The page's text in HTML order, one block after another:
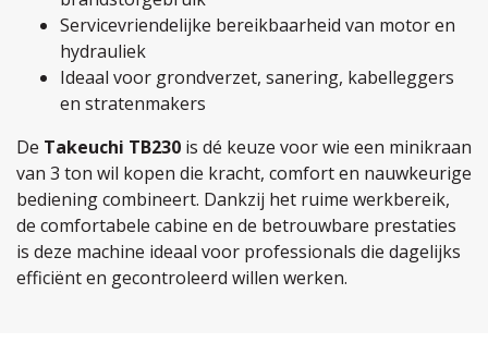
Servicevriendelijke bereikbaarheid van motor en
hydrauliek
Ideaal voor grondverzet, sanering, kabelleggers
en stratenmakers
De Takeuchi TB230 is dé keuze voor wie een minikraan
van 3 ton wil kopen die kracht, comfort en nauwkeurige
bediening combineert. Dankzij het ruime werkbereik,
de comfortabele cabine en de betrouwbare prestaties
is deze machine ideaal voor professionals die dagelijks
efficiënt en gecontroleerd willen werken.